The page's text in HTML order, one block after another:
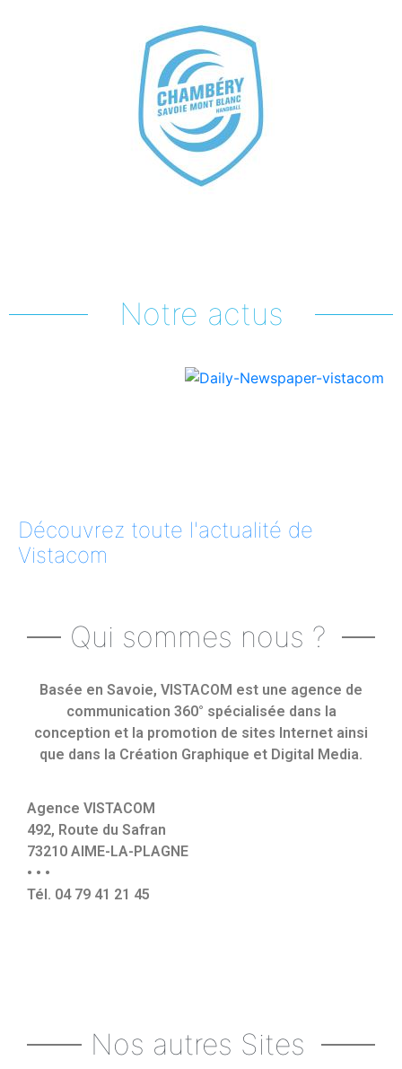
Notre actus
Découvrez toute l'actualité de
Vistacom
Qui sommes nous ?
Basée en Savoie, VISTACOM est une agence de
communication 360° spécialisée dans la
conception et la promotion de sites Internet ainsi
que dans la Création Graphique et Digital Media.
Agence VISTACOM
492, Route du Safran
73210 AIME-LA-PLAGNE
• • •
Tél. 04 79 41 21 45
Nos autres Sites